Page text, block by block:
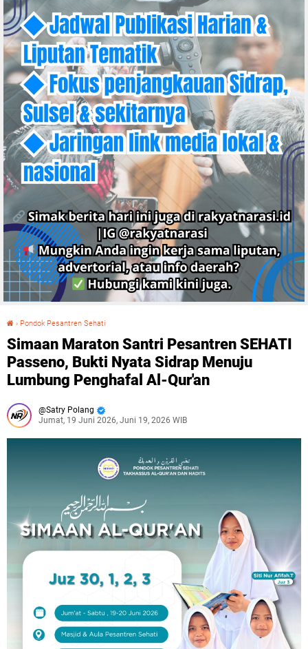
› Pondok Pesantren Sehati
Simaan Maraton Santri Pesantren SEHATI
Passeno, Bukti Nyata Sidrap Menuju
Lumbung Penghafal Al-Qur'an
Satry Polang
Jumat, 19 Juni 2026, Juni 19, 2026 WIB